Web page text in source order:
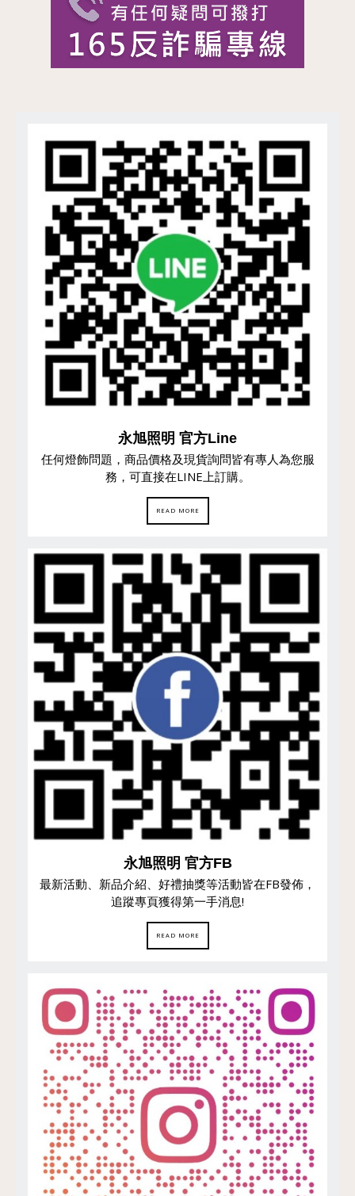
永旭照明 官方Line
任何燈飾問題，商品價格及現貨詢問皆有專人為您服
務，可直接在LINE上訂購。
READ MORE
永旭照明 官方FB
最新活動、新品介紹、好禮抽獎等活動皆在FB發佈，
追蹤專頁獲得第一手消息!
READ MORE